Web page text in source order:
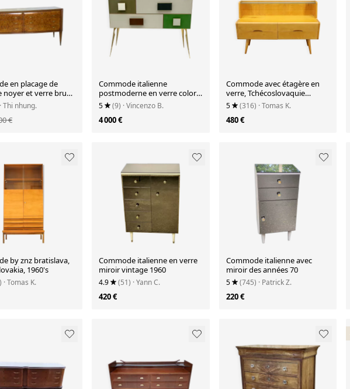
en placage de
noyer et verre brun,
· Thi nhung.
€
Commode italienne
postmoderne en verre coloré
et laiton, années 1980
5 (9) · Vincenzo B.
4 000 €
Commode avec étagère en
verre, Tchécoslovaquie
années 1960
5 (316) · Tomas K.
480 €
by znz bratislava,
1960's
· Tomas K.
Commode italienne en verre
miroir vintage 1960
4.9 (51) · Yann C.
420 €
Commode italienne avec
miroir des années 70
5 (745) · Patrick Z.
220 €